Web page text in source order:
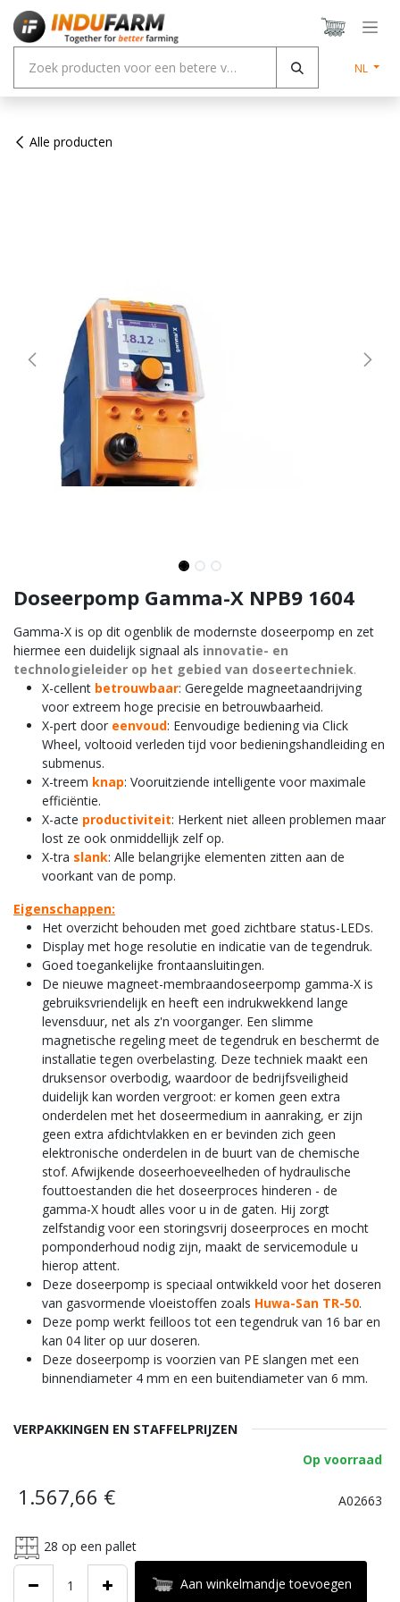
Overslaan naar inhoud
NL
Alle producten
Doseerpomp Gamma-X NPB9 1604
Gamma-X is op dit ogenblik de modernste doseerpomp en zet
hiermee een duidelijk signaal als innovatie- en
technologieleider op het gebied van doseertechniek.
X-cellent betrouwbaar: Geregelde magneetaandrijving
voor extreem hoge precisie en betrouwbaarheid.
X-pert door eenvoud: Eenvoudige bediening via Click
Wheel, voltooid verleden tijd voor bedieningshandleiding en
submenus.
X-treem knap: Vooruitziende intelligente voor maximale
efficiëntie.
X-acte productiviteit: Herkent niet alleen problemen maar
lost ze ook onmiddellijk zelf op.
X-tra slank: Alle belangrijke elementen zitten aan de
voorkant van de pomp.
Eigenschappen:
Het overzicht behouden met goed zichtbare status-LEDs.
Display met hoge resolutie en indicatie van de tegendruk.
Goed toegankelijke frontaansluitingen.
De nieuwe magneet-membraandoseerpomp gamma-X is
gebruiksvriendelijk en heeft een indrukwekkend lange
levensduur, net als z'n voorganger. Een slimme
magnetische regeling meet de tegendruk en beschermt de
installatie tegen overbelasting. Deze techniek maakt een
druksensor overbodig, waardoor de bedrijfsveiligheid
duidelijk kan worden vergroot: er komen geen extra
onderdelen met het doseermedium in aanraking, er zijn
geen extra afdichtvlakken en er bevinden zich geen
elektronische onderdelen in de buurt van de chemische
stof. Afwijkende doseerhoeveelheden of hydraulische
fouttoestanden die het doseerproces hinderen - de
gamma-X houdt alles voor u in de gaten. Hij zorgt
zelfstandig voor een storingsvrij doseerproces en mocht
pomponderhoud nodig zijn, maakt de servicemodule u
hierop attent.
Deze doseerpomp is speciaal ontwikkeld voor het doseren
van gasvormende vloeistoffen zoals Huwa-San TR-50.
Deze pomp werkt feilloos tot een tegendruk van 16 bar en
kan 04 liter op uur doseren.
Deze doseerpomp is voorzien van PE slangen met een
binnendiameter 4 mm en een buitendiameter van 6 mm.
VERPAKKINGEN EN STAFFELPRIJZEN
Op voorraad
1.567,66 € A02663
28 op een pallet
Aan winkelmandje toevoegen